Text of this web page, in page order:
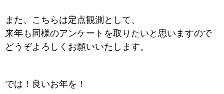
また、こちらは定点観測として、
来年も同様のアンケートを取りたいと思いますので
どうぞよろしくお願いいたします。
では！良いお年を！